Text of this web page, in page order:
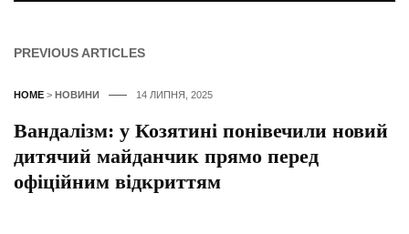
PREVIOUS ARTICLES
HOME > НОВИНИ 14 ЛИПНЯ, 2025
Вандалізм: у Козятині понівечили новий
дитячий майданчик прямо перед
офіційним відкриттям